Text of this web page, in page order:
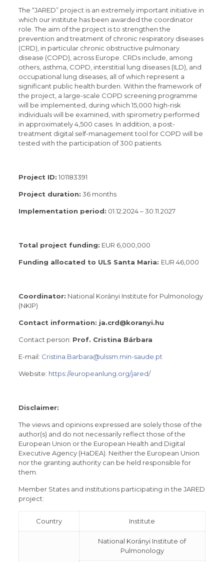
The “JARED” project is an extremely important initiative in
which our institute has been awarded the coordinator
role. The aim of the project is to strengthen the
prevention and treatment of chronic respiratory diseases
(CRD), in particular chronic obstructive pulmonary
disease (COPD), across Europe. CRDs include, among
others, asthma, COPD, interstitial lung diseases (ILD), and
occupational lung diseases, all of which represent a
significant public health burden. Within the framework of
the project, a large-scale COPD screening programme
will be implemented, during which 15,000 high-risk
individuals will be examined, with spirometry performed
in approximately 4,500 cases. In addition, a post-
treatment digital self-management tool for COPD will be
tested with the participation of 300 patients.
Project ID: 101183391
Project duration: 36 months
Implementation period: 01.12.2024 – 30.11.2027
Total project funding: EUR 6,000,000
Funding allocated to ULS Santa Maria: EUR 46,000
Coordinator: National Korányi Institute for Pulmonology
(NKIP)
Contact information: ja.crd@koranyi.hu
Contact person: Prof. Cristina Bárbara
E-mail: Cristina.Barbara@ulssm.min-saude.pt
Website: https://europeanlung.org/jared/
Disclaimer:
The views and opinions expressed are solely those of the
author(s) and do not necessarily reflect those of the
European Union or the European Health and Digital
Executive Agency (HaDEA). Neither the European Union
nor the granting authority can be held responsible for
them.
Member States and institutions participating in the JARED
project:
Country Institute
National Korányi Institute of
Pulmonology